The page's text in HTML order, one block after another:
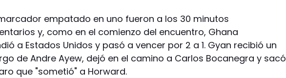
empatado en uno fueron a los 30 minutos
y, como en el comienzo del encuentro, Ghana
a Estados Unidos y pasó a vencer por 2 a 1. Gyan recibió un
de Andre Ayew, dejó en el camino a Carlos Bocanegra y sacó
que "sometió" a Horward.